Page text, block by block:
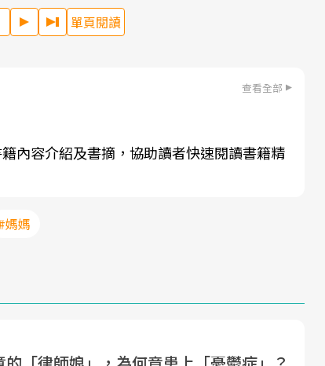
單頁閱讀
查看全部
內容介紹及書摘，協助讀者快速閱讀書籍精
媽媽